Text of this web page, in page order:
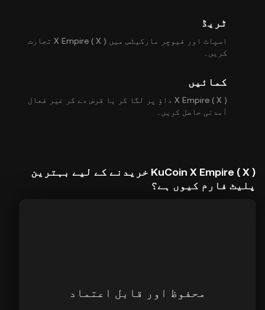
ٹریڈ
اسپاٹ اور فیوچر مارکیٹس میں X Empire ( X ) تجارت
کریں۔
کمائیں
X Empire ( X ) داؤ پر لگا کر یا قرض دے کر غیر فعال
آمدنی حاصل کریں۔
KuCoin X Empire ( X ) خریدنے کے لیے بہترین
پلیٹ فارم کیوں ہے؟
محفوظ اور قابل اعتماد